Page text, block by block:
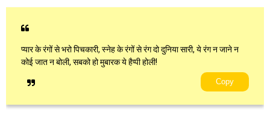
प्यार के रंगों से भरो पिचकारी, स्नेह के रंगों से रंग दो दुनिया सारी, ये रंग न जाने न
कोई जात न बोली, सबको हो मुबारक ये हैप्पी होली!
Copy